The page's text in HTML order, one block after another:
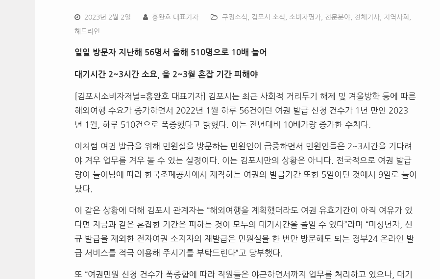
2023년 2월 2일 홍완호 대표기자 구정소식 김포시 소식 소비자평가 전문분야 전체기사 지역사회
헤드라인
일일 방문자 지난해 56명서 올해 510명으로 10배 늘어
대기시간 2~3시간 소요, 올 2~3월 혼잡 기간 피해야
[김포시소비자저널=홍완호 대표기자] 김포시는 최근 사회적 거리두기 해제 및 겨울방학 등에 따른
해외여행 수요가 증가하면서 2022년 1월 하루 56건이던 여권 발급 신청 건수가 1년 만인 2023
년 1월, 하루 510건으로 폭증했다고 밝혔다. 이는 전년대비 10배가량 증가한 수치다.
이처럼 여권 발급을 위해 민원실을 방문하는 민원인이 급증하면서 민원인들은 2~3시간을 기다려
야 겨우 업무를 겨우 볼 수 있는 실정이다. 이는 김포시만의 상황은 아니다. 전국적으로 여권 발급
량이 늘어남에 따라 한국조폐공사에서 제작하는 여권의 발급기간 또한 5일이던 것에서 9일로 늘어
났다.
이 같은 상황에 대해 김포시 관계자는 “해외여행을 계획했더라도 여권 유효기간이 아직 여유가 있
다면 지금과 같은 혼잡한 기간은 피하는 것이 모두의 대기시간을 줄일 수 있다”라며 “미성년자, 신
규 발급을 제외한 전자여권 소지자의 재발급은 민원실을 한 번만 방문해도 되는 정부24 온라인 발
급 서비스를 적극 이용해 주시기를 부탁드린다”고 당부했다.
또 “여권민원 신청 건수가 폭증함에 따라 직원들은 야근하면서까지 업무를 처리하고 있으나, 대기